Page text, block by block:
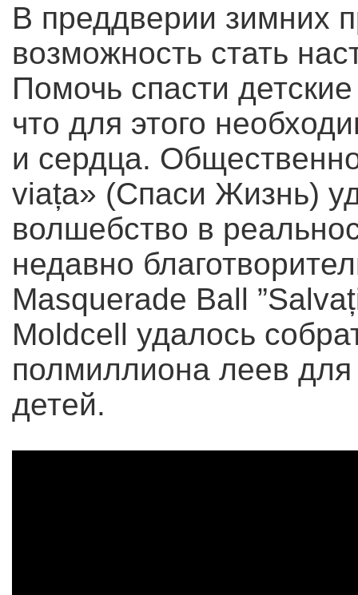
В преддверии зимних
возможность стать
Помочь спасти
что для этого
и сердца.
viața» (Спаси Жизнь)
волшебство в
недавно
Masquerade Ball
Moldcell удалось
полмиллиона леев
детей.